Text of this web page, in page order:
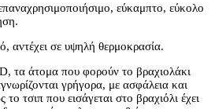
εύκαμπτο, εύκολο
αντέχει σε υψηλή θερμοκρασία.
τα άτομα που φορούν το βραχιολάκι
γρήγορα, με ασφάλεια και
τσιπ που εισάγεται στο βραχιόλι έχει